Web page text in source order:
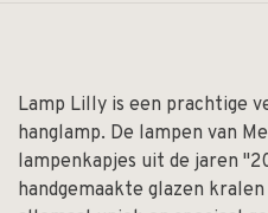
Lamp Lilly is een prachtige
hanglamp. De lampen van
lampenkapjes uit de jaren
handgemaakte glazen